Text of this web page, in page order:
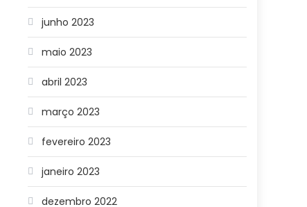
junho 2023
maio 2023
abril 2023
março 2023
fevereiro 2023
janeiro 2023
dezembro 2022